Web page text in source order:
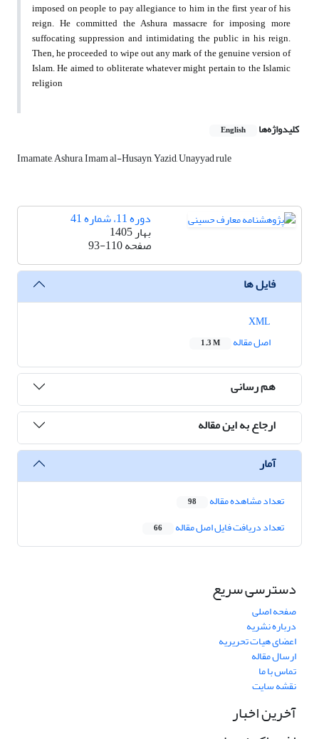
imposed on people to pay allegiance to him in the first year of his
reign. He committed the Ashura massacre for imposing more
suffocating suppression and intimidating the public in his reign.
Then, he proceeded to wipe out any mark of the genuine version of
Islam. He aimed to obliterate whatever might pertain to the Islamic
religion
کلیدواژه‌ها English
Imamate, Ashura, Imam al-Husayn, Yazid, Unayyad rule
دوره 11، شماره 41
بهار 1405
صفحه93-110
فایل ها
اصل مقاله
1.3 M
هم رسانی
ارجاع به این مقاله
آمار
تعداد مشاهده مقاله 98
تعداد دریافت فایل اصل مقاله 66
دسترسی سریع
صفحه اصلی
درباره نشریه
اعضای هیات تحریریه
ارسال مقاله
تماس با ما
نقشه سایت
آخرین اخبار